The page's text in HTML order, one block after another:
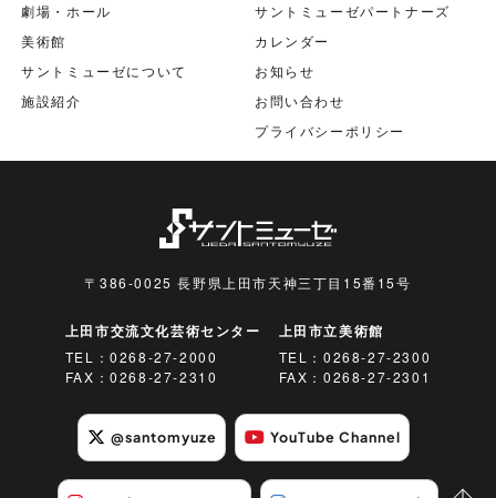
劇場・ホール
美術館
サントミューゼについて
施設紹介
サントミューゼパートナーズ
カレンダー
お知らせ
お問い合わせ
プライバシーポリシー
〒386-0025 長野県上田市天神三丁目15番15号
上田市交流文化芸術センター
TEL：0268-27-2000
FAX：0268-27-2310
上田市立美術館
TEL： 0268-27-2300
FAX：0268-27-2301
@santomyuze YouTube Channel